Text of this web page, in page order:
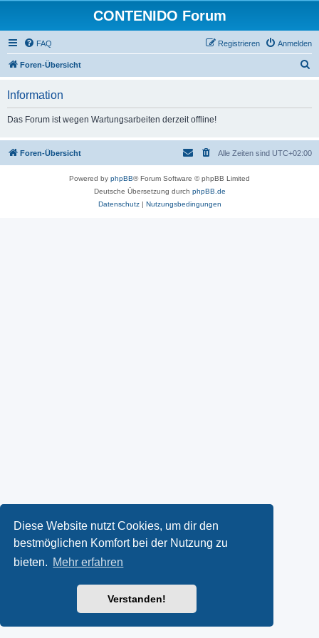
Diese Website nutzt Cookies, um dir den
bestmöglichen Komfort bei der Nutzung zu
bieten. Mehr erfahren
Verstanden!
CONTENIDO Forum
FAQ Anmelden
Registrieren
Foren-Übersicht
Information
Das Forum ist wegen Wartungsarbeiten derzeit offline!
Foren-Übersicht Alle Zeiten sind UTC+02:00
Powered by phpBB® Forum Software © phpBB Limited
Deutsche Übersetzung durch phpBB.de
Datenschutz| Nutzungsbedingungen